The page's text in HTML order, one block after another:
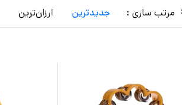
مرتب سازی : جدید‌ترین ارزان‌ترین